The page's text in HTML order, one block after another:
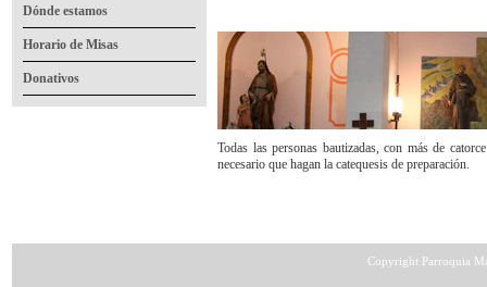
Dónde estamos
Horario de Misas
Donativos
Todas las personas bautizadas, con más de
necesario que hagan la catequesis de preparación.
Copyright Parroquia